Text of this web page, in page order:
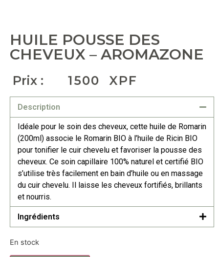
HUILE POUSSE DES
CHEVEUX – AROMAZONE
Prix : 1500 XPF
Description
Idéale pour le soin des cheveux, cette huile de Romarin
(200ml) associe le Romarin BIO à l’huile de Ricin BIO
pour tonifier le cuir chevelu et favoriser la pousse des
cheveux. Ce soin capillaire 100% naturel et certifié BIO
s’utilise très facilement en bain d’huile ou en massage
du cuir chevelu. Il laisse les cheveux fortifiés, brillants
et nourris.
Ingrédients
En stock